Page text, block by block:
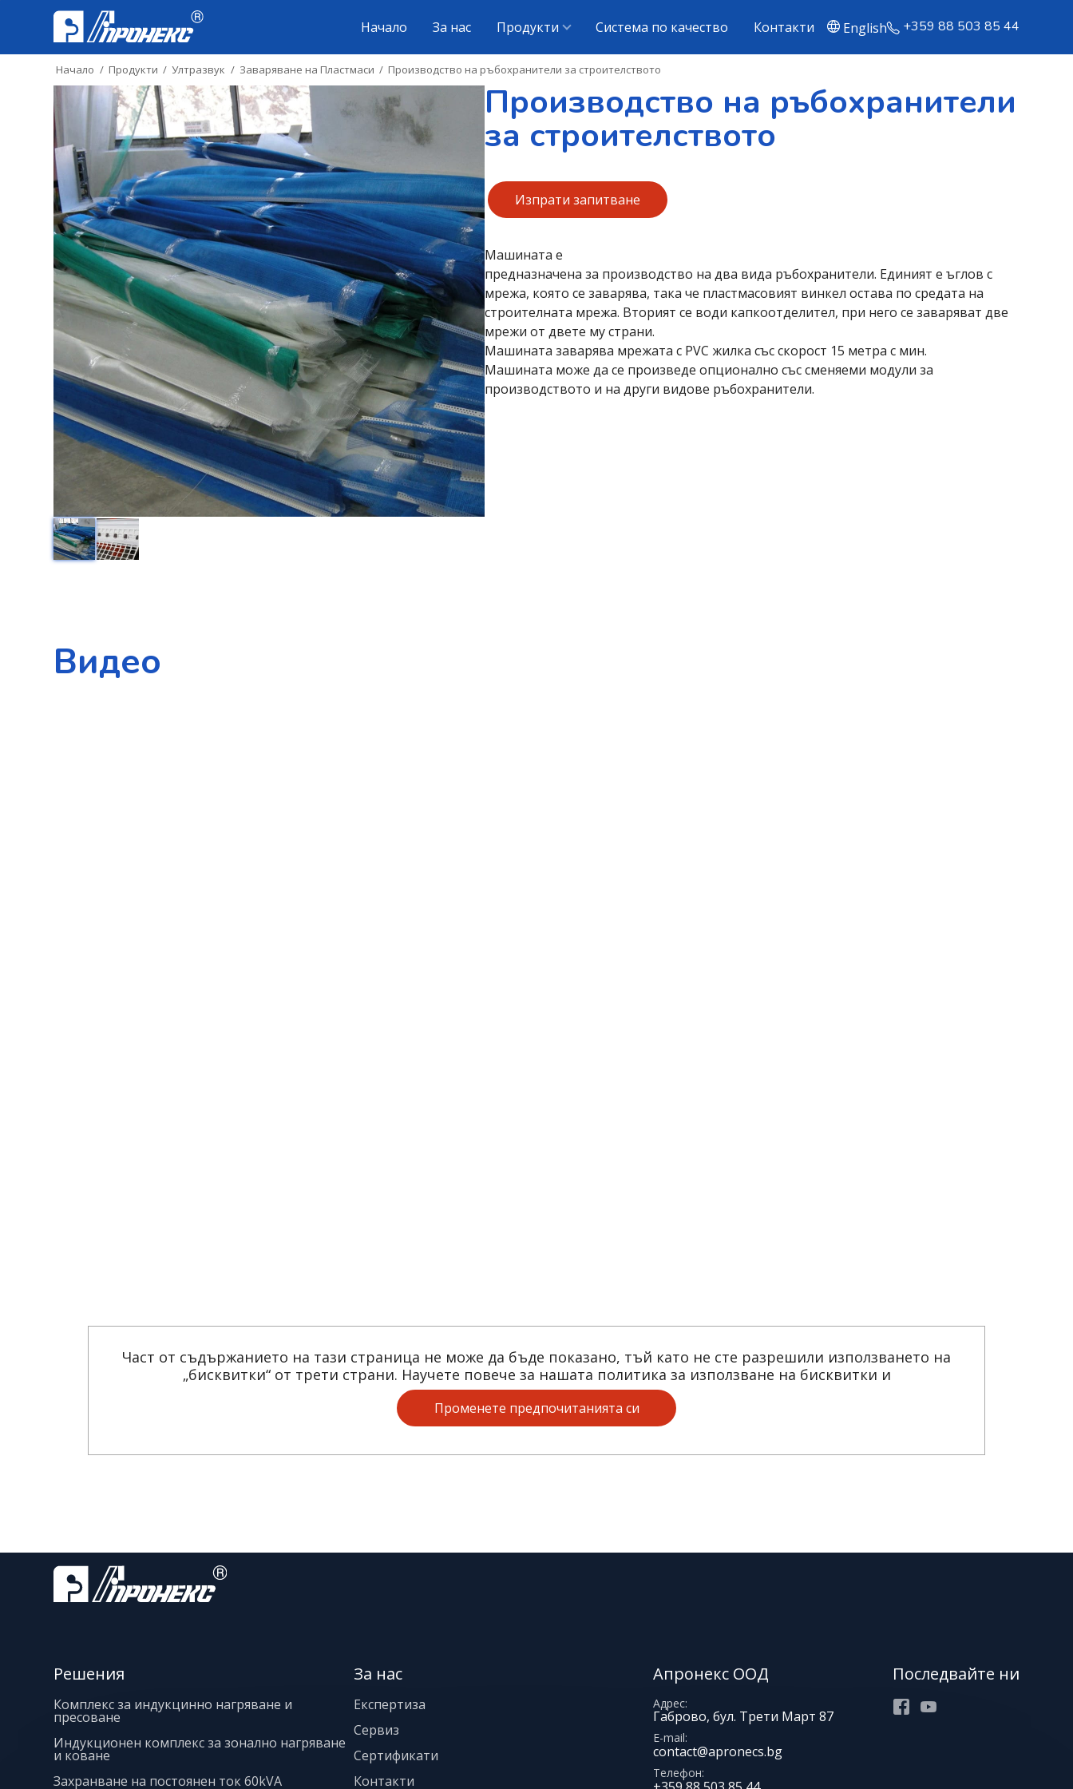
Начало За нас Продукти Система по качество Контакти English +359 88 503 85 44
Начало / Продукти / Ултразвук / Заваряване на Пластмаси / Производство на ръбохранители за строителството
Производство на ръбохранители
за строителството
Изпрати запитване
Машината е
предназначена за производство на два вида ръбохранители. Единият е ъглов с
мрежа, която се заварява, така че пластмасовият винкел остава по средата на
строителната мрежа. Вторият се води капкоотделител, при него се заваряват две
мрежи от двете му страни.
Машината заварява мрежата с PVC жилка със скорост 15 метра с мин.
Машината може да се произведе опционално със сменяеми модули за
производството и на други видове ръбохранители.
Видео
Част от съдържанието на тази страница не може да бъде показано, тъй като не сте разрешили използването на
„бисквитки“ от трети страни. Научете повече за нашата политика за използване на бисквитки и
Променете предпочитанията си
Решения
Комплекс за индукцинно нагряване и
пресоване
Индукционен комплекс за зонално нагряване
и коване
Захранване на постоянен ток 60kVA
За нас
Експертиза
Сервиз
Сертификати
Контакти
Апронекс ООД
Адрес
Габрово, бул. Трети Март 87
E-mail
contact@apronecs.bg
Телефон
Последвайте ни
Facebook